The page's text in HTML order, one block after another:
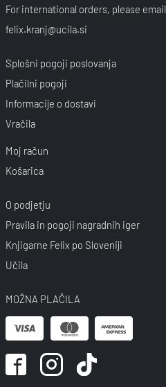
For international orders, please email
felix.kranj@ucila.si
Splošni pogoji poslovanja
Plačilni pogoji
Informacije o dostavi
Vračila
Moj račun
Košarica
O podjetju
Pravila in pogoji nagradnih iger
Knjigarne Felix po Sloveniji
Učila
MOŽNA PLAČILA